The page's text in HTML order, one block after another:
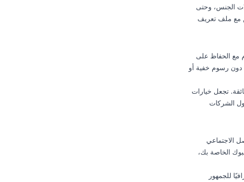
الجنس، وحتى
مع ملف تعريف
مع الحفاظ على
دون رسوم خفية أو
تجعل خيارات
الشركات
الاجتماعي
الخاصة بك،
للجمهور